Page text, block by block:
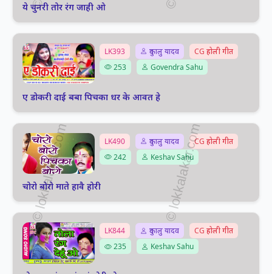
ये चुनरी तोर रंग जाही ओ
LK393 दुकालु यादव
CG होली गीत
253
Govendra Sahu
ए डोकरी दाई बबा पिचका धर के आवत हे
LK490 दुकालु यादव
CG होली गीत
242
Keshav Sahu
चोरो बोरो माते हावै होरी
LK844 दुकालु यादव
CG होली गीत
235
Keshav Sahu